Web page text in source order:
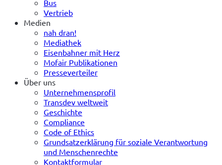
Bus
Vertrieb
Medien
nah dran!
Mediathek
Eisenbahner mit Herz
Mofair Publikationen
Presseverteiler
Über uns
Unternehmensprofil
Transdev weltweit
Geschichte
Compliance
Code of Ethics
Grundsatzerklärung für soziale Verantwortung
und Menschenrechte
Kontaktformular